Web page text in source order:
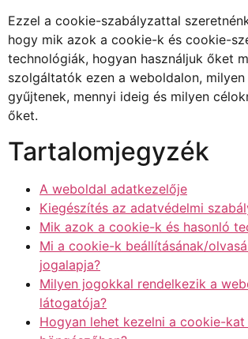
Ezzel a cookie-szabályzattal
hogy mik azok a cookie-k és cookie-
technológiák, hogyan használjuk őket
szolgáltatók ezen a weboldalon,
gyűjtenek, mennyi ideig és milyen
őket.
Tartalomjegyzék
A weboldal adatkezelője
Kiegészítés az adatvédelmi
Mik azok a cookie-k és hasonló
Mi a cookie-k beállításának/
jogalapja?
Milyen jogokkal rendelkezik a
látogatója?
Hogyan lehet kezelni a cookie-kat